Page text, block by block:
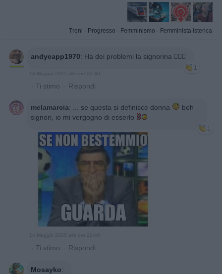
Treni · Progresso · Femminismo · Femminista isterica
andycapp1970: Ha dei problemi la signorina 🤷🏻‍♂️
1
14 Maggio 2025 alle ore 22:40
· Ti stimo · Rispondi
melamarcia: ... se questa si definisce donna
beh
signori, io mi vergogno di esserlo
1
· Ti stimo · Rispondi
Mosayko: